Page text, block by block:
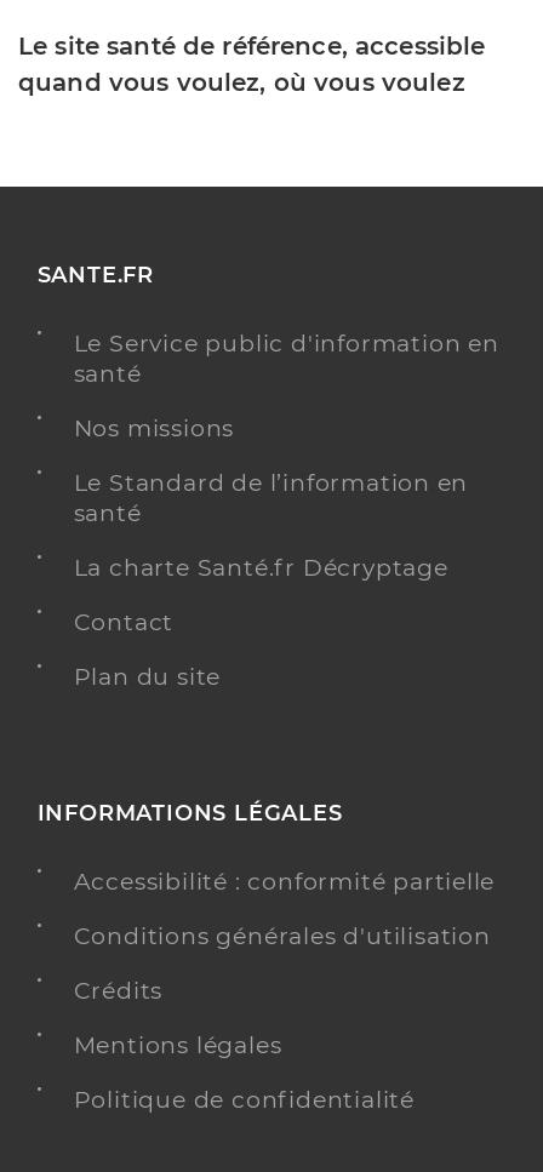
Le site santé de référence, accessible
quand vous voulez, où vous voulez
SANTE.FR
Le Service public d'information en
santé
Nos missions
Le Standard de l’information en
santé
La charte Santé.fr Décryptage
Contact
Plan du site
INFORMATIONS LÉGALES
Accessibilité : conformité partielle
Conditions générales d'utilisation
Crédits
Mentions légales
Politique de confidentialité